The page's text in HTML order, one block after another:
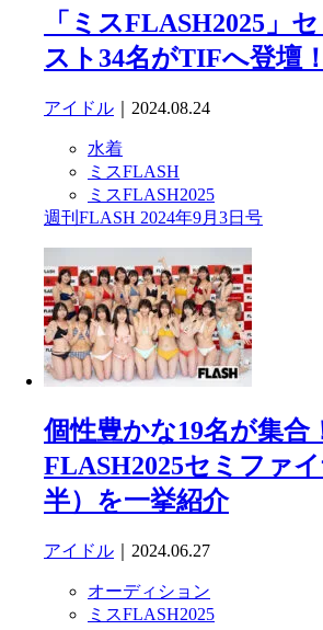
「ミスFLASH2025」
スト34名がTIFへ登壇！
アイドル ｜2024.08.24
水着
ミスFLASH
ミスFLASH2025
週刊FLASH 2024年9月3日号
個性豊かな19名が集
FLASH2025セミファ
半）を一挙紹介
アイドル ｜2024.06.27
オーディション
ミスFLASH2025